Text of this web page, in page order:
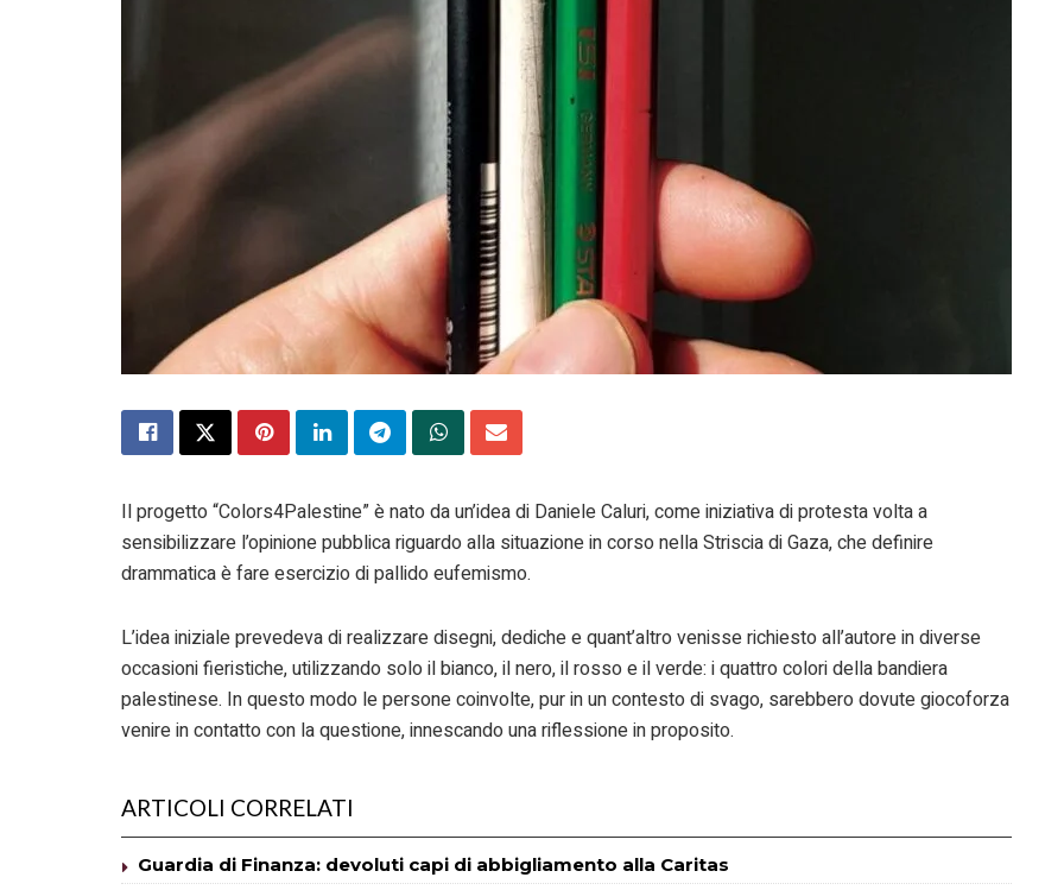
Il progetto “Colors4Palestine” è nato da un’idea di Daniele Caluri, come iniziativa di protesta volta a
sensibilizzare l’opinione pubblica riguardo alla situazione in corso nella Striscia di Gaza, che definire
drammatica è fare esercizio di pallido eufemismo.
L’idea iniziale prevedeva di realizzare disegni, dediche e quant’altro venisse richiesto all’autore in diverse
occasioni fieristiche, utilizzando solo il bianco, il nero, il rosso e il verde: i quattro colori della bandiera
palestinese. In questo modo le persone coinvolte, pur in un contesto di svago, sarebbero dovute giocoforza
venire in contatto con la questione, innescando una riflessione in proposito.
ARTICOLI CORRELATI
Guardia di Finanza: devoluti capi di abbigliamento alla Caritas